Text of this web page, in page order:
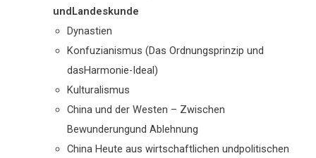
undLandeskunde
Dynastien
Konfuzianismus (Das Ordnungsprinzip und
dasHarmonie-Ideal)
Kulturalismus
China und der Westen – Zwischen
Bewunderungund Ablehnung
China Heute aus wirtschaftlichen undpolitischen